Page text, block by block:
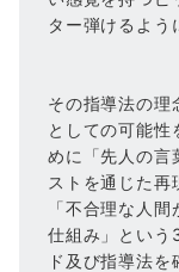
ター弾けるよう
その指導法の理
としての可能性
めに「先人の言
ストを通じた再
「不合理な人
仕組み」という
ド及び指導法